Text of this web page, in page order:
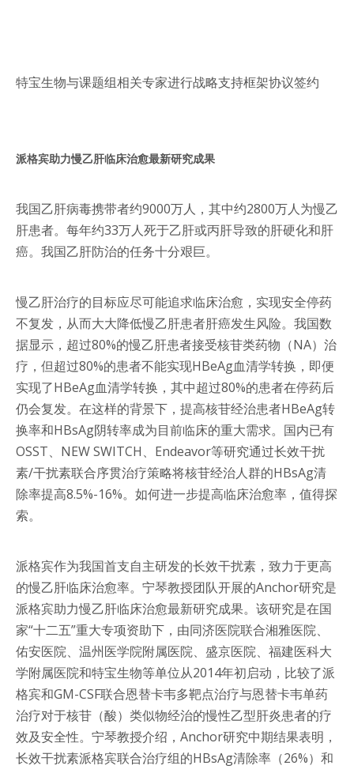
特宝生物与课题组相关专家进行战略支持框架协议签约
派格宾助力慢乙肝临床治愈最新研究成果
我国乙肝病毒携带者约9000万人，其中约2800万人为慢乙
肝患者。每年约33万人死于乙肝或丙肝导致的肝硬化和肝
癌。我国乙肝防治的任务十分艰巨。
慢乙肝治疗的目标应尽可能追求临床治愈，实现安全停药
不复发，从而大大降低慢乙肝患者肝癌发生风险。我国数
据显示，超过80%的慢乙肝患者接受核苷类药物（NA）治
疗，但超过80%的患者不能实现HBeAg血清学转换，即便
实现了HBeAg血清学转换，其中超过80%的患者在停药后
仍会复发。在这样的背景下，提高核苷经治患者HBeAg转
换率和HBsAg阴转率成为目前临床的重大需求。国内已有
OSST、NEW SWITCH、Endeavor等研究通过长效干扰
素/干扰素联合序贯治疗策略将核苷经治人群的HBsAg清
除率提高8.5%-16%。如何进一步提高临床治愈率，值得探
索。
派格宾作为我国首支自主研发的长效干扰素，致力于更高
的慢乙肝临床治愈率。宁琴教授团队开展的Anchor研究是
派格宾助力慢乙肝临床治愈最新研究成果。该研究是在国
家“十二五”重大专项资助下，由同济医院联合湘雅医院、
佑安医院、温州医学院附属医院、盛京医院、福建医科大
学附属医院和特宝生物等单位从2014年初启动，比较了派
格宾和GM-CSF联合恩替卡韦多靶点治疗与恩替卡韦单药
治疗对于核苷（酸）类似物经治的慢性乙型肝炎患者的疗
效及安全性。宁琴教授介绍，Anchor研究中期结果表明，
长效干扰素派格宾联合治疗组的HBsAg清除率（26%）和